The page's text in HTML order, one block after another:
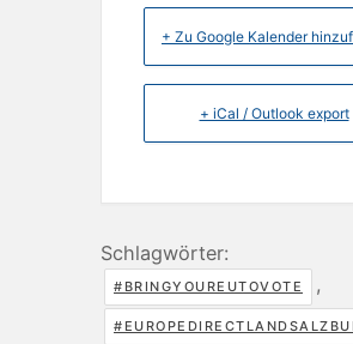
+ Zu Google Kalender
+ iCal / Outlook export
Schlagwörter:
#BRINGYOUREUTOVOTE ,